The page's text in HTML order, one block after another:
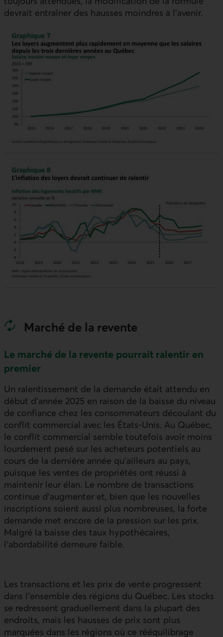
devrait entraîner des hausses moindres à l’avenir.
Marché de la revente
Le marché de la revente pourrait ralentir en
premier
Un ralentissement de la demande était attendu en
début d’année 2025 en raison de la baisse du niveau
de confiance chez les consommateurs découlant du
conflit commercial avec les États‑Unis. Au Québec,
le conflit commercial semble toutefois avoir moins
lourdement pesé sur les acheteurs potentiels au
cours de la dernière année qu’ailleurs au pays,
puisque les ventes de propriétés ont réussi à
maintenir leur élan. Le nombre de transactions
continue d’augmenter et, bien que les nouvelles
inscriptions soient aussi plus nombreuses, la forte
demande met encore de la pression sur les prix.
Malgré la baisse des taux hypothécaires,
l’abordabilité demeure faible.
Les transactions et les prix de vente progressent
dans l’ensemble des régions du Québec. Les stocks
se redressent graduellement dans la plupart des
endroits, mais les hausses de prix sont plus
marquées dans les régions où ce rééquilibrage